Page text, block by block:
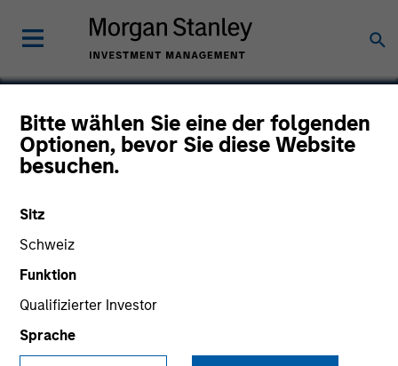
Bitte wählen Sie eine der folgenden
Optionen, bevor Sie diese Website
besuchen.
Sitz
Schweiz
Funktion
Qualifizierter Investor
Sprache
Internap Network